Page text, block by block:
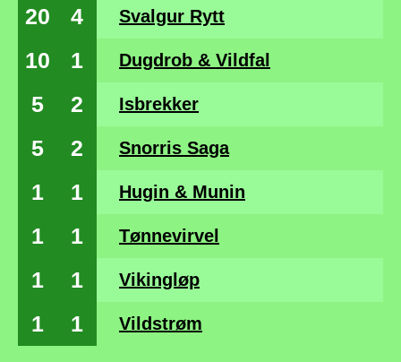
20 4 Svalgur Rytt
10 1 Dugdrob & Vildfal
5 2 Isbrekker
5 2 Snorris Saga
1 1 Hugin & Munin
1 1 Tønnevirvel
1 1 Vikingløp
1 1 Vildstrøm